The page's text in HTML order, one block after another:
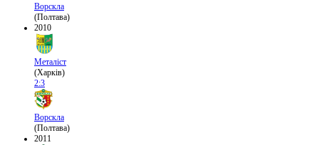
Ворскла
(Полтава)
2010
Металіст
(Харків)
2:3
Ворскла
(Полтава)
2011